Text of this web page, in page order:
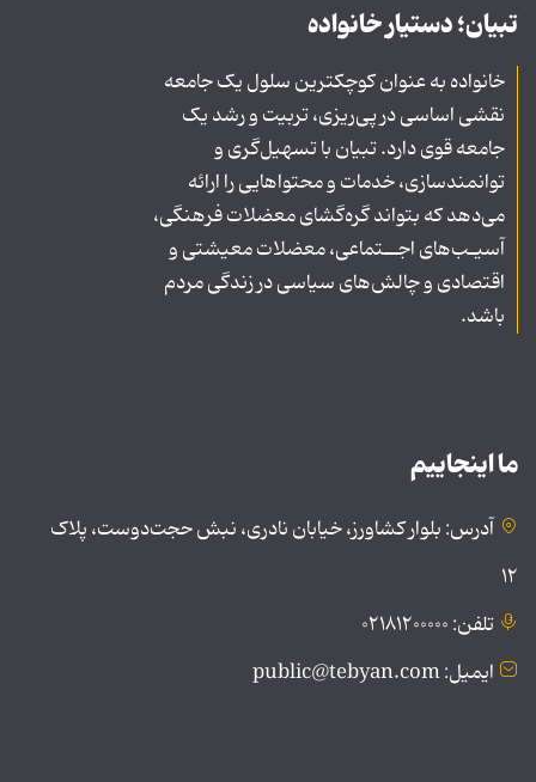
تبیان؛ دستیار خانواده
خانواده به عنوان کوچکترین سلول یک جامعه
نقشی اساسی در پی‌ریزی، تربیت و رشد یک
جامعه قوی دارد. تبیان با تسهیل‌گری و
توانمندسازی، خدمات و محتواهایی را ارائه
می‌دهد که بتواند گره‌گشای معضلات فرهنگی،
آسیـب‌های اجــتماعی، معضلات معیشتی و
اقتصادی و چالش‌های سیاسی در زندگی مردم
باشد.
ما اینجاییم
آدرس: بلوار کشاورز، خیابان نادری، نبش حجت‌دوست، پلاک
۱۲
تلفن: ۰۲۱۸۱۲۰۰۰۰۰
ایمیل: public@tebyan.com